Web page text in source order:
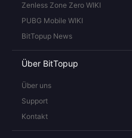
Zenless Zone Zero WIKI
PUBG Mobile WIKI
BitTopup News
Über BitTopup
Über uns
Support
Kontakt